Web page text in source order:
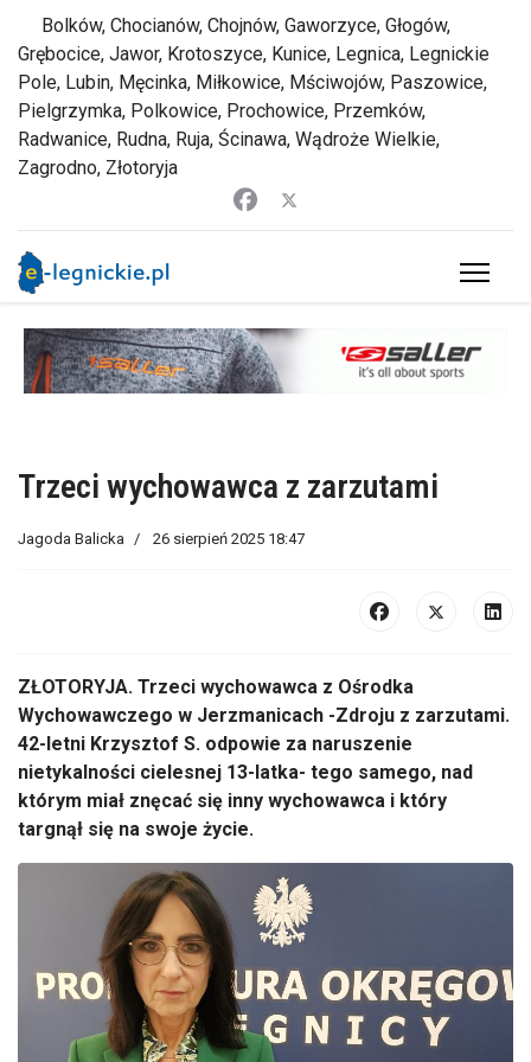
Bolków, Chocianów, Chojnów, Gaworzyce, Głogów,
Grębocice, Jawor, Krotoszyce, Kunice, Legnica, Legnickie
Pole, Lubin, Męcinka, Miłkowice, Mściwojów, Paszowice,
Pielgrzymka, Polkowice, Prochowice, Przemków,
Radwanice, Rudna, Ruja, Ścinawa, Wądroże Wielkie,
Zagrodno, Złotoryja
Trzeci wychowawca z zarzutami
Jagoda Balicka 26 sierpień 2025 18:47
ZŁOTORYJA. Trzeci wychowawca z Ośrodka
Wychowawczego w Jerzmanicach -Zdroju z zarzutami.
42-letni Krzysztof S. odpowie za naruszenie
nietykalności cielesnej 13-latka- tego samego, nad
którym miał znęcać się inny wychowawca i który
targnął się na swoje życie.